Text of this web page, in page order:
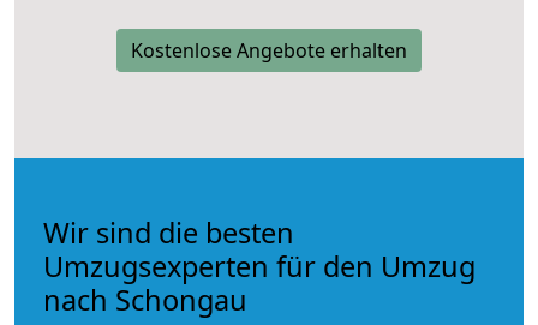
Kostenlose Angebote erhalten
Wir sind die besten
Umzugsexperten für den Umzug
nach Schongau